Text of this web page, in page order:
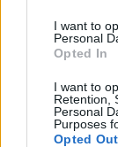
I want to
Personal
Opted In
I want to
Retention,
Personal
Purposes
Opted Out
24 óra